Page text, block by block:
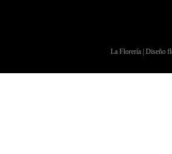
La Florería | Diseño